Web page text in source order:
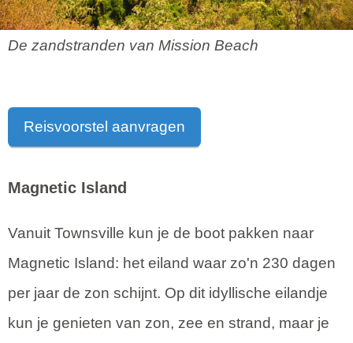
De zandstranden van Mission Beach
Reisvoorstel aanvragen
Magnetic Island
Vanuit Townsville kun je de boot pakken naar
Magnetic Island: het eiland waar zo'n 230 dagen
per jaar de zon schijnt. Op dit idyllische eilandje
kun je genieten van zon, zee en strand, maar je